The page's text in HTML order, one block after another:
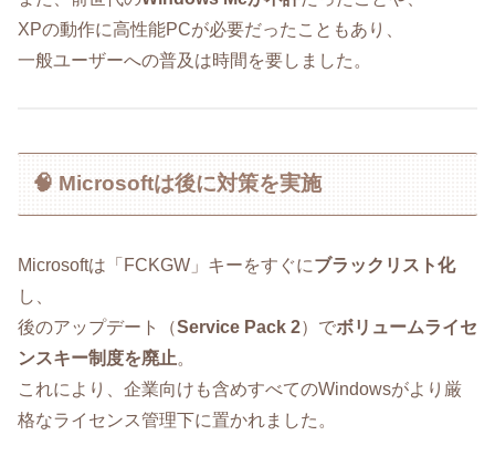
XPの動作に高性能PCが必要だったこともあり、
一般ユーザーへの普及は時間を要しました。
🧠 Microsoftは後に対策を実施
Microsoftは「FCKGW」キーをすぐにブラックリスト化
し、
後のアップデート（Service Pack 2）でボリュームライセ
ンスキー制度を廃止。
これにより、企業向けも含めすべてのWindowsがより厳
格なライセンス管理下に置かれました。